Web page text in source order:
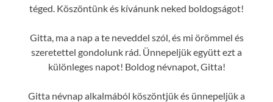
téged. Köszöntünk és kívánunk neked boldogságot!
Gitta, ma a nap a te neveddel szól, és mi örömmel és
szeretettel gondolunk rád. Ünnepeljük együtt ezt a
különleges napot! Boldog névnapot, Gitta!
Gitta névnap alkalmából köszöntjük és ünnepeljük a